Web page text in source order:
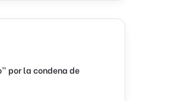
por la condena de